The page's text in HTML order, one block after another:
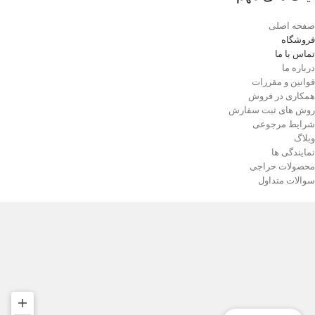
صفحه اصلی
فروشگاه
تماس با ما
درباره ما
قوانین و مقررات
همکاری در فروش
روش های ثبت سفارش
شرایط مرجوعی
وبلاگ
نمایندگی ها
محصولات حراجی
سوالات متداول